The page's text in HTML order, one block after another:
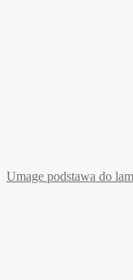
Umage podstawa do